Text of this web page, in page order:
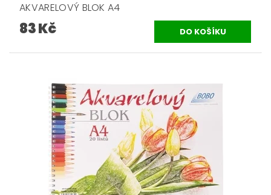
AKVARELOVÝ BLOK A4
83 Kč